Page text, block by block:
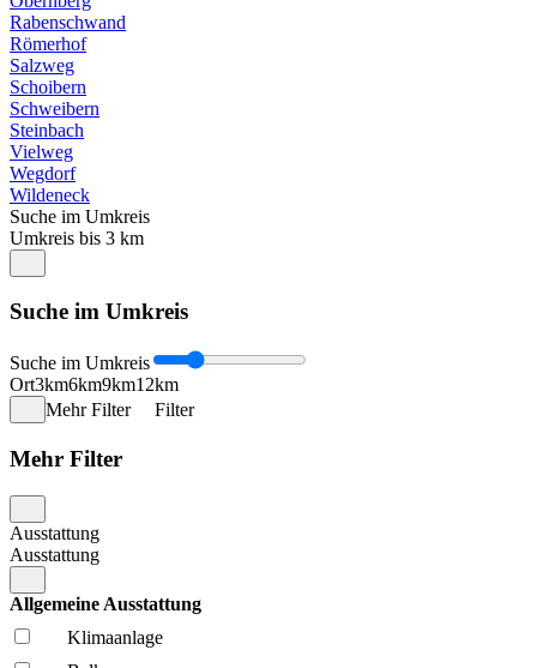
Rabenschwand
Römerhof
Salzweg
Schoibern
Schweibern
Steinbach
Vielweg
Wegdorf
Wildeneck
Suche im Umkreis
Umkreis bis 3 km
Suche im Umkreis
Suche im Umkreis
Ort3km6km9km12km
Mehr Filter
Filter
Mehr Filter
Ausstattung
Ausstattung
Allgemeine Ausstattung
Klima­anlage